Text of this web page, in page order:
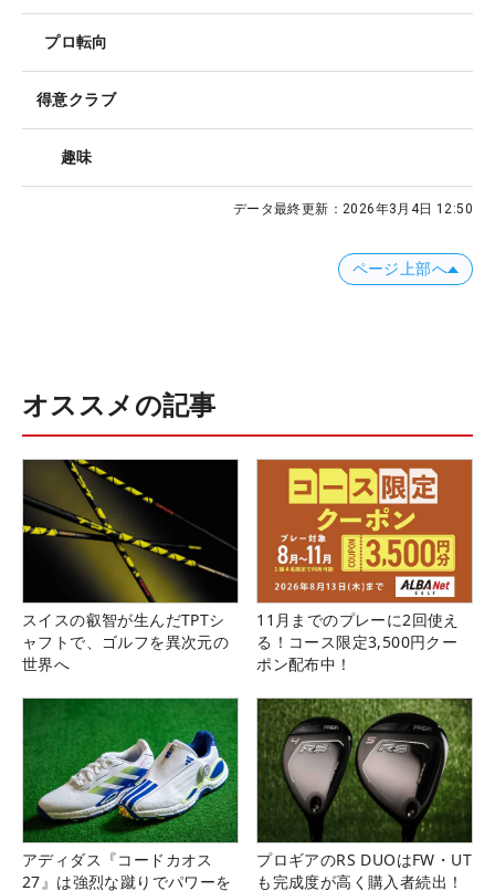
プロ転向
得意クラブ
趣味
データ最終更新： 2026年3月4日 12:50
ページ上部へ
オススメの記事
スイスの叡智が生んだTPTシ
ャフトで、ゴルフを異次元の
世界へ
11月までのプレーに2回使え
る！コース限定3,500円クー
ポン配布中！
アディダス『コードカオス
27』は強烈な蹴りでパワーを
プロギアのRS DUOはFW・UT
も完成度が高く購入者続出！